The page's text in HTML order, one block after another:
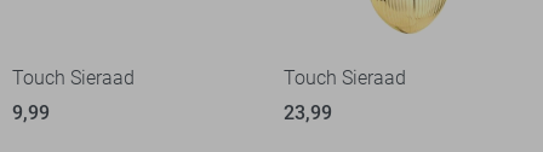
Touch Sieraad
9,99
Touch Sieraad
23,99